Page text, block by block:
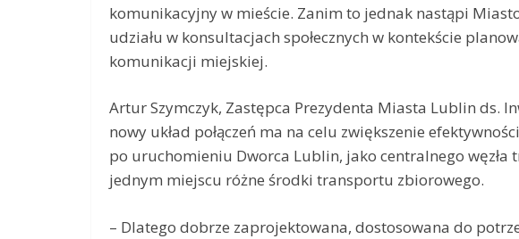
komunikacyjny w mieście. Zanim to jednak nastąpi
udziału w konsultacjach społecznych w kontekście
komunikacji miejskiej.
Artur Szymczyk, Zastępca Prezydenta Miasta Lublin ds.
nowy układ połączeń ma na celu zwiększenie
po uruchomieniu Dworca Lublin, jako centralnego
jednym miejscu różne środki transportu zbiorowego.
– Dlatego dobrze zaprojektowana, dostosowana do